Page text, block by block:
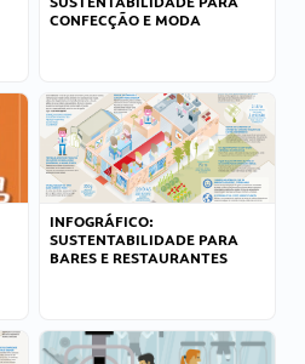
CONFECÇÃO E MODA
INFOGRÁFICO:
SUSTENTABILIDADE PARA
BARES E RESTAURANTES